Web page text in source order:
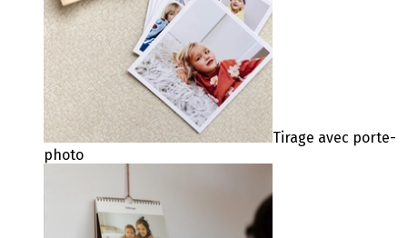
Tirage avec porte-
photo